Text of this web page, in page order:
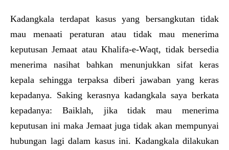
Kadangkala terdapat kasus yang bersangkutan tidak
mau menaati peraturan atau tidak mau menerima
keputusan Jemaat atau Khalifa-e-Waqt, tidak bersedia
menerima nasihat bahkan menunjukkan sifat keras
kepala sehingga terpaksa diberi jawaban yang keras
kepadanya. Saking kerasnya kadangkala saya berkata
kepadanya: Baiklah, jika tidak mau menerima
keputusan ini maka Jemaat juga tidak akan mempunyai
hubungan lagi dalam kasus ini. Kadangkala dilakukan